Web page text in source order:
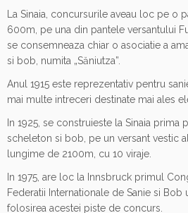
La Sinaia, concursurile aveau loc pe o
600m, pe una din pantele versantului
se consemneaza chiar o asociatie a
si bob, numita „Săniutza”.
Anul 1915 este reprezentativ pentru
mai multe intreceri destinate mai ales
In 1925, se construieste la Sinaia prima
scheleton si bob, pe un versant vestic
lungime de 2100m, cu 10 viraje.
In 1975, are loc la Innsbruck primul
Federatii Internationale de Sanie si
folosirea acestei piste de concurs.